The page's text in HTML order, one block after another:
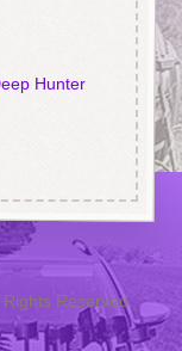
Hunter
Reserved.